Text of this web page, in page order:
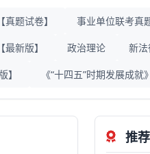
题试卷】 事业单位联考真
新版】 政治理论 新法
】 《“十四五”时期发展成就》
推